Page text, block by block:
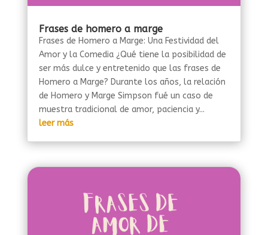
Frases de homero a marge
Frases de Homero a Marge: Una Festividad del
Amor y la Comedia ¿Qué tiene la posibilidad de
ser más dulce y entretenido que las frases de
Homero a Marge? Durante los años, la relación
de Homero y Marge Simpson fué un caso de
muestra tradicional de amor, paciencia y...
leer más